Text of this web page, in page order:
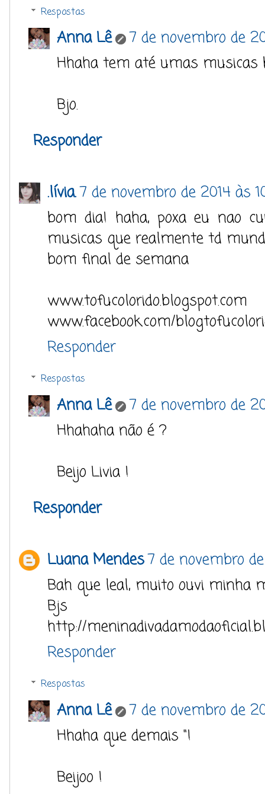
Respostas
Anna Lê
7 de novembro de
Hhaha tem até umas musicas
Bjo.
Responder
.lívia.7 de novembro de 2014 às
bom dia! haha, poxa eu nao
musicas que realmente td
bom final de semana
www.tofucolorido.blogspot.com
www.facebook.com/
Responder
Respostas
Anna Lê
7 de novembro de
Hhahaha não é ?
Beijo Livia !
Responder
Luana Mendes7 de novembro
Bah que leal, muito ouvi minha
Bjs
http://
Responder
Respostas
Anna Lê
7 de novembro de
Hhaha que demais "!
Beijoo !